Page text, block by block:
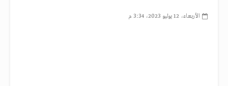
الأربعاء، 12 يوليو 2023، 3:34 م